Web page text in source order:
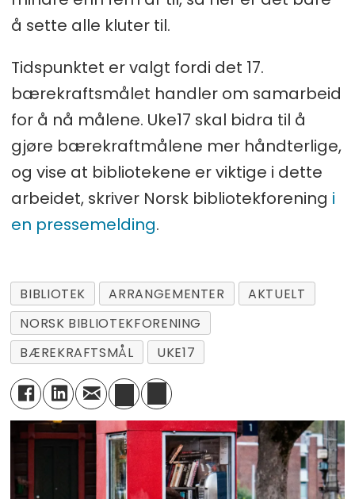
å sette alle kluter til.
Tidspunktet er valgt fordi det 17.
bærekraftsmålet handler om samarbeid
for å nå målene. Uke17 skal bidra til å
gjøre bærekraftmålene mer håndterlige,
og vise at bibliotekene er viktige i dette
arbeidet, skriver Norsk bibliotekforening i
en pressemelding.
BIBLIOTEK ARRANGEMENTER
AKTUELT
NORSK BIBLIOTEKFORENING
BÆREKRAFTSMÅL
UKE17